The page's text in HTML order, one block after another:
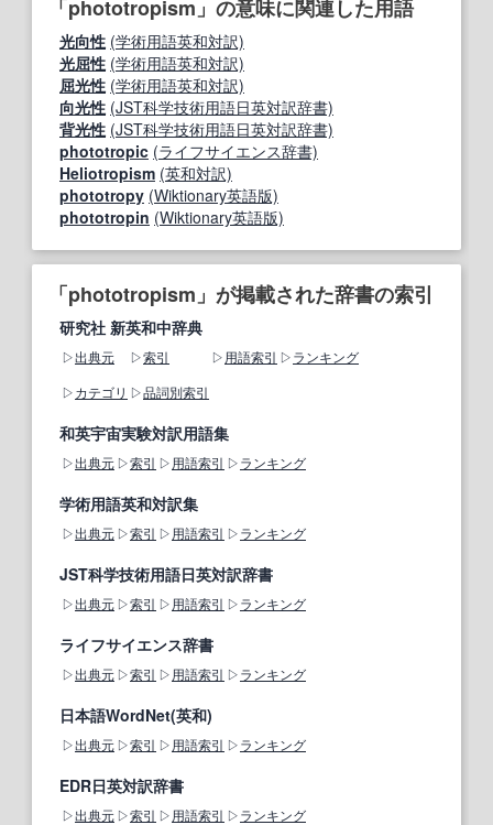
「phototropism」の意味に関連した用語
光向性 (学術用語英和対訳)
光屈性 (学術用語英和対訳)
屈光性 (学術用語英和対訳)
向光性 (JST科学技術用語日英対訳辞書)
背光性 (JST科学技術用語日英対訳辞書)
phototropic (ライフサイエンス辞書)
Heliotropism (英和対訳)
phototropy (Wiktionary英語版)
phototropin (Wiktionary英語版)
「phototropism」が掲載された辞書の索引
研究社 新英和中辞典
出典元 索引 用語索引
ランキング
カテゴリ
品詞別索引
和英宇宙実験対訳用語集
出典元 索引 用語索引 ランキング
学術用語英和対訳集
出典元 索引 用語索引 ランキング
JST科学技術用語日英対訳辞書
出典元 索引 用語索引 ランキング
ライフサイエンス辞書
出典元 索引 用語索引 ランキング
日本語WordNet(英和)
出典元 索引 用語索引 ランキング
EDR日英対訳辞書
出典元 索引 用語索引 ランキング